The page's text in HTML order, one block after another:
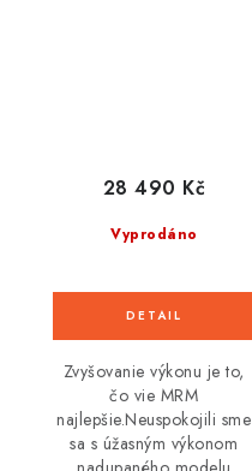
Vyprodáno
28 490 Kč
Zvyšovanie výkonu je to,
čo vie MRM
najlepšie.Neuspokojili sme
sa s úžasným výkonom